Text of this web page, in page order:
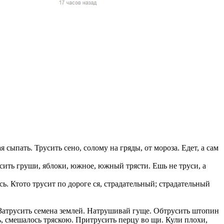
женщин и
страны),
Трусить сено, солому на гряды, от мороза. Едет, а сам
груши, яблоки, южное, южный трясти. Ешь не труси, а
Ктото трусит по дороге ся, страдательный; страдательный
семена землей. Натрушивай гуще. Обтрусить штопин
смешалось тряскою. Притрусить перцу во щи. Кули плохи,